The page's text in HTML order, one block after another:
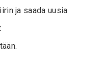
ja saada uusia